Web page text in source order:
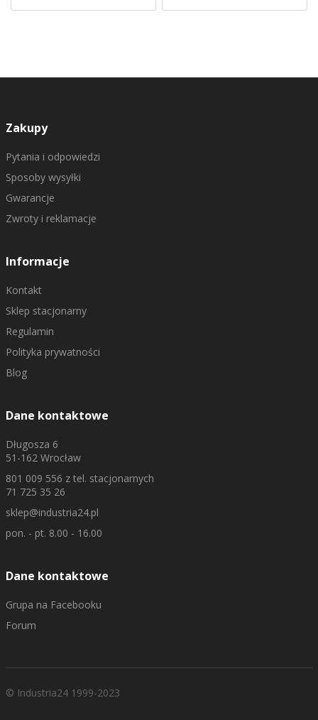
Zakupy
Pytania i odpowiedzi
Sposoby wysyłki
Gwarancje
Zwroty i reklamacje
Informacje
Kontakt
Sklep stacjonarny
Regulamin
Polityka prywatności
Blog
Dane kontaktowe
Długosza 6
51-162 Wrocław
801 009 556 z tel. stacjonarnych
71 725 35 26
sklep@industria24.pl
pon. - pt. 8.00 - 16.00
Dane kontaktowe
Grupa na Facebooku
Forum
© Industria24 1999-2023